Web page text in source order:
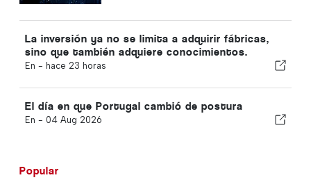
La inversión ya no se limita a adquirir fábricas,
sino que también adquiere conocimientos.
En - hace 23 horas
El día en que Portugal cambió de postura
En - 04 Aug 2026
Popular